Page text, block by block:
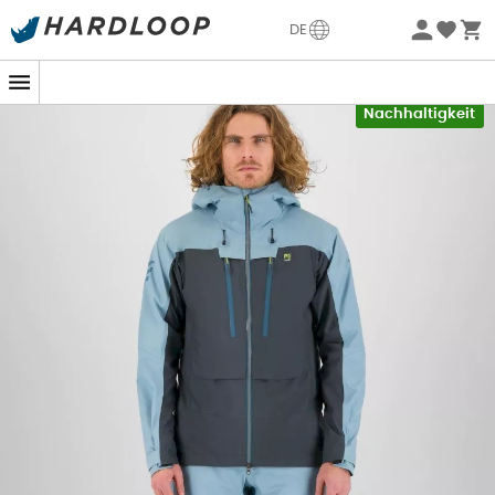
DE
Sommerangebote🔥 -5% EXTRA ab 2 Produkten* Code
Nachhaltigkeit
Mitten in einer alpinen Wanderung beschließt der
Himmel, sich zu entfesseln. Ein frischer Wind erhebt sich
und bedrohliche Wolken ziehen auf. Aber keine Panik,
Midi Shell JacketvonKarposist da, um Ihnen aus
der Patsche zu helfen. Gefertigt aus Pertex® Shield
Revolve-Gewebe, bietet Ihnen diese Jacke einen Schutz
wie ein Schild: eine Wassersäule von 20.000 mm
die launischsten Regenschauer abzuwehren, und eine
Atmungsaktivität von 15.000 g/m²/24h
, um eine
optimale Verdunstung des Schweißes zu gewährleisten.
Diese Jacke ist ein bisschen der Superheld unter den
Softshelljacken. Vollständig aus
recycelten Stoffen
hergestellt, ist sie ebenso umweltfreundlich wie
komfortabel. Ohne PFC begleitet sie Sie bei all Ihren